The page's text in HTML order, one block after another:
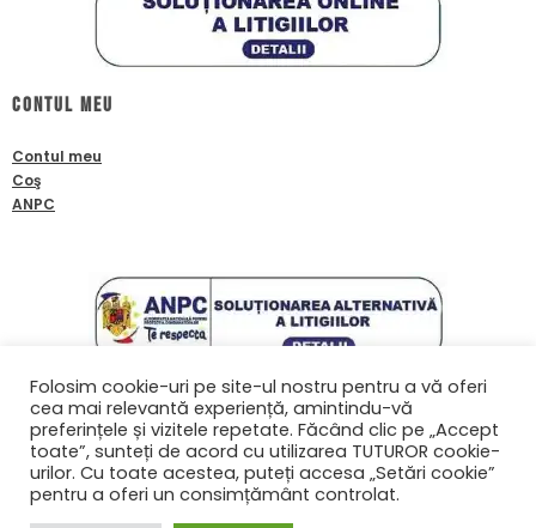
Contul meu
Contul meu
Coş
ANPC
Contact
0761601933
contact@biafanoptix.ro
Folosim cookie-uri pe site-ul nostru pentru a vă oferi
cea mai relevantă experiență, amintindu-vă
preferințele și vizitele repetate. Făcând clic pe „Accept
toate”, sunteți de acord cu utilizarea TUTUROR cookie-
urilor. Cu toate acestea, puteți accesa „Setări cookie”
pentru a oferi un consimțământ controlat.